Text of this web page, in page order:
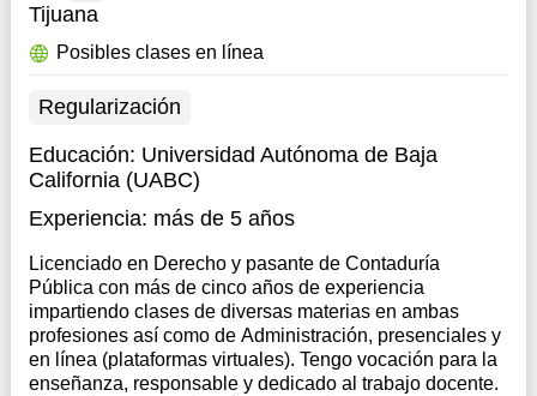
Tijuana
Posibles clases en línea
Regularización
Educación: Universidad Autónoma de Baja
California (UABC)
Experiencia: más de 5 años
Licenciado en Derecho y pasante de Contaduría
Pública con más de cinco años de experiencia
impartiendo clases de diversas materias en ambas
profesiones así como de Administración, presenciales y
en línea (plataformas virtuales). Tengo vocación para la
enseñanza, responsable y dedicado al trabajo docente.